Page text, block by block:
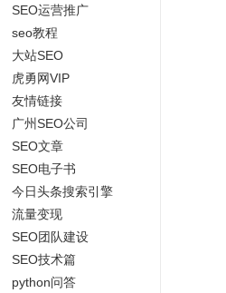
SEO运营推广
seo教程
大站SEO
虎勇网VIP
友情链接
广州SEO公司
SEO文章
SEO电子书
今日头条搜索引擎
流量变现
SEO团队建设
SEO技术篇
python问答